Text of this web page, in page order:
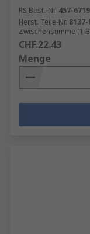
RS Best.-Nr. 457-6719
Herst. Teile-Nr. 8137-
Zwischensumme (1
CHF.22.43
Menge